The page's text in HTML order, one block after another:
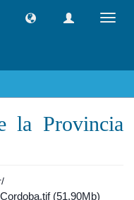
la Provincia
Cordoba.tif (51.90Mb)